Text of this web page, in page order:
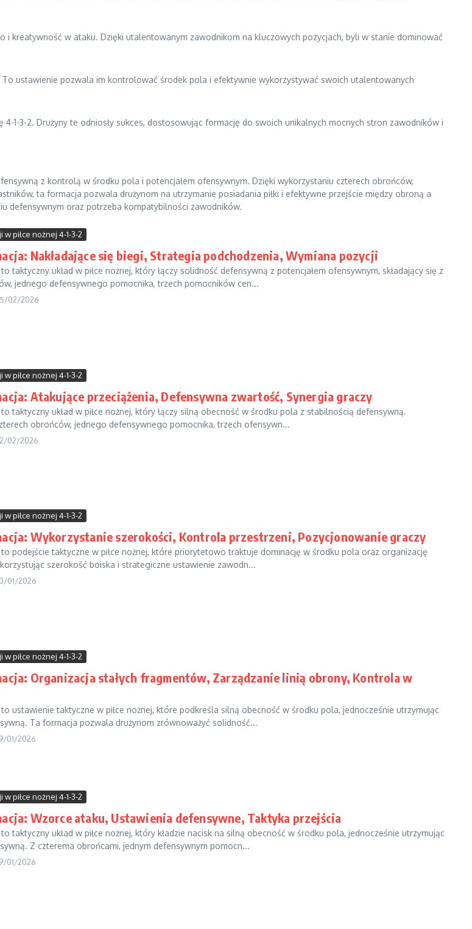
i kreatywność w ataku. Dzięki utalentowanym zawodnikom na kluczowych pozycjach, byli w stanie dominować
ustawienie pozwala im kontrolować środek pola i efektywnie wykorzystywać swoich utalentowanych
4-1-3-2. Drużyny te odniosły sukces, dostosowując formację do swoich unikalnych mocnych stron zawodników i
z kontrolą w środku pola i potencjałem ofensywnym. Dzięki wykorzystaniu czterech obrońców,
ta formacja pozwala drużynom na utrzymanie posiadania piłki i efektywne przejście między obroną a
defensywnym oraz potrzeba kompatybilności zawodników.
piłce nożnej 4-1-3-2
Nakładające się biegi, Strategia podchodzenia, Wymiana pozycji
taktyczny układ w piłce nożnej, który łączy solidność defensywną z potencjałem ofensywnym, składający się z
jednego defensywnego pomocnika, trzech pomocników cen...
02/2026
piłce nożnej 4-1-3-2
Atakujące przeciążenia, Defensywna zwartość, Synergia graczy
to taktyczny układ w piłce nożnej, który łączy silną obecność w środku pola z stabilnością defensywną.
obrońców, jednego defensywnego pomocnika, trzech ofensywn...
02/2026
piłce nożnej 4-1-3-2
Wykorzystanie szerokości, Kontrola przestrzeni, Pozycjonowanie graczy
to podejście taktyczne w piłce nożnej, które priorytetowo traktuje dominację w środku pola oraz organizację
szerokość boiska i strategiczne ustawienie zawodn...
01/2026
piłce nożnej 4-1-3-2
Organizacja stałych fragmentów, Zarządzanie linią obrony, Kontrola w
to ustawienie taktyczne w piłce nożnej, które podkreśla silną obecność w środku pola, jednocześnie utrzymując
Ta formacja pozwala drużynom zrównoważyć solidność...
01/2026
piłce nożnej 4-1-3-2
Wzorce ataku, Ustawienia defensywne, Taktyka przejścia
to taktyczny układ w piłce nożnej, który kładzie nacisk na silną obecność w środku pola, jednocześnie utrzymując
Z czterema obrońcami, jednym defensywnym pomocn...
01/2026